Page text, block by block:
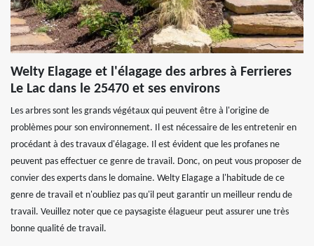
Welty Elagage et l'élagage des arbres à Ferrieres
Le Lac dans le 25470 et ses environs
Les arbres sont les grands végétaux qui peuvent être à l'origine de
problèmes pour son environnement. Il est nécessaire de les entretenir en
procédant à des travaux d'élagage. Il est évident que les profanes ne
peuvent pas effectuer ce genre de travail. Donc, on peut vous proposer de
convier des experts dans le domaine. Welty Elagage a l'habitude de ce
genre de travail et n'oubliez pas qu'il peut garantir un meilleur rendu de
travail. Veuillez noter que ce paysagiste élagueur peut assurer une très
bonne qualité de travail.